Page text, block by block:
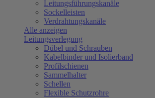
Leitungsführungskanäle
Sockelleisten
Verdrahtungskanäle
Alle anzeigen
Leitungsverlegung
Dübel und Schrauben
Kabelbinder und Isolierband
Profilschienen
Sammelhalter
Schellen
Flexible Schutzrohre